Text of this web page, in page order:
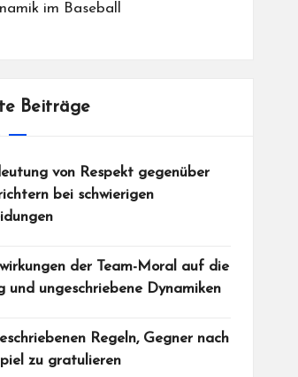
im Baseball
Beiträge
von Respekt gegenüber
bei schwierigen
der Team-Moral auf die
und ungeschriebene Dynamiken
Regeln, Gegner nach
zu gratulieren